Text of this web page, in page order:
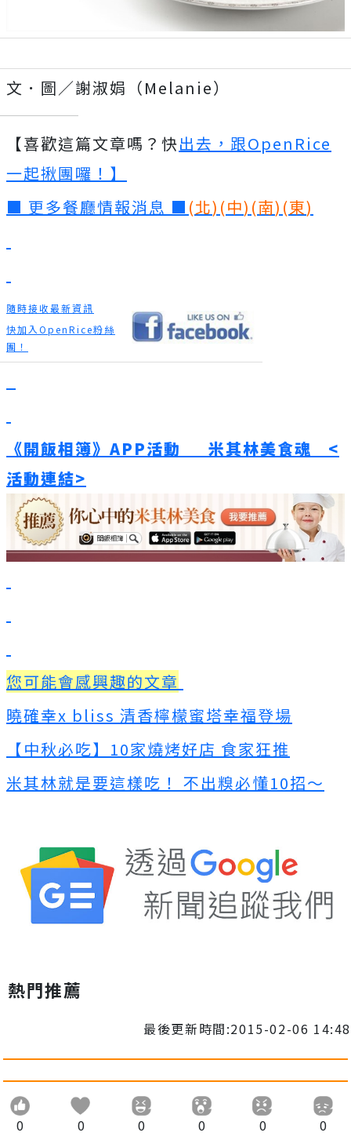
文．圖／謝淑娟（Melanie）
【喜歡這篇文章嗎？快出去，跟OpenRice
一起揪團囉！】
■ 更多餐廳情報消息 ■ (北)(中)(南)(東)
隨時接收最新資訊
快加入OpenRice粉絲
團！
《開飯相簿》APP活動 米其林美食魂 <
活動連結>
您可能會感興趣的文章
曉確幸x bliss 清香檸檬蜜塔幸福登場
【中秋必吃】10家燒烤好店 食家狂推
米其林就是要這樣吃！ 不出糗必懂10招～
熱門推薦
最後更新時間:2015-02-06 14:48
0 0 0 0 0 0